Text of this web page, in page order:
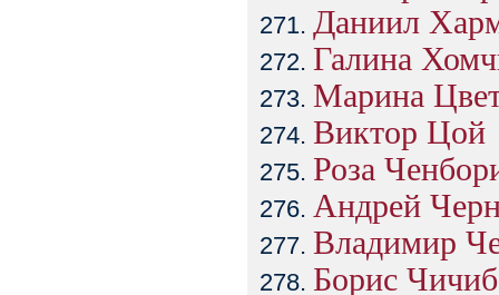
Даниил
Галина
Марина
Виктор Цой
Роза
Андрей
Владимир
Борис